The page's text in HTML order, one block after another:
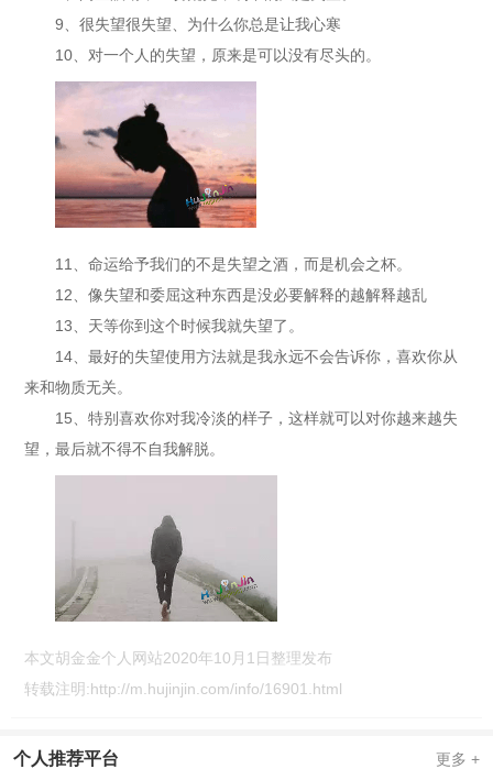
9、很失望很失望、为什么你总是让我心寒
10、对一个人的失望，原来是可以没有尽头的。
11、命运给予我们的不是失望之酒，而是机会之杯。
12、像失望和委屈这种东西是没必要解释的越解释越乱
13、天等你到这个时候我就失望了。
14、最好的失望使用方法就是我永远不会告诉你，喜欢你从
来和物质无关。
15、特别喜欢你对我冷淡的样子，这样就可以对你越来越失
望，最后就不得不自我解脱。
本文胡金金个人网站2020年10月1日整理发布
转载注明:http://m.hujinjin.com/info/16901.html
个人推荐平台 更多 +